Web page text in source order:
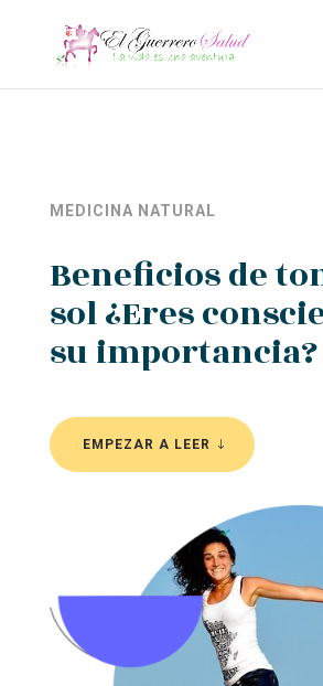
MEDICINA NATURAL
Beneficios de
sol ¿Eres
su importancia?
EMPEZAR A LEER